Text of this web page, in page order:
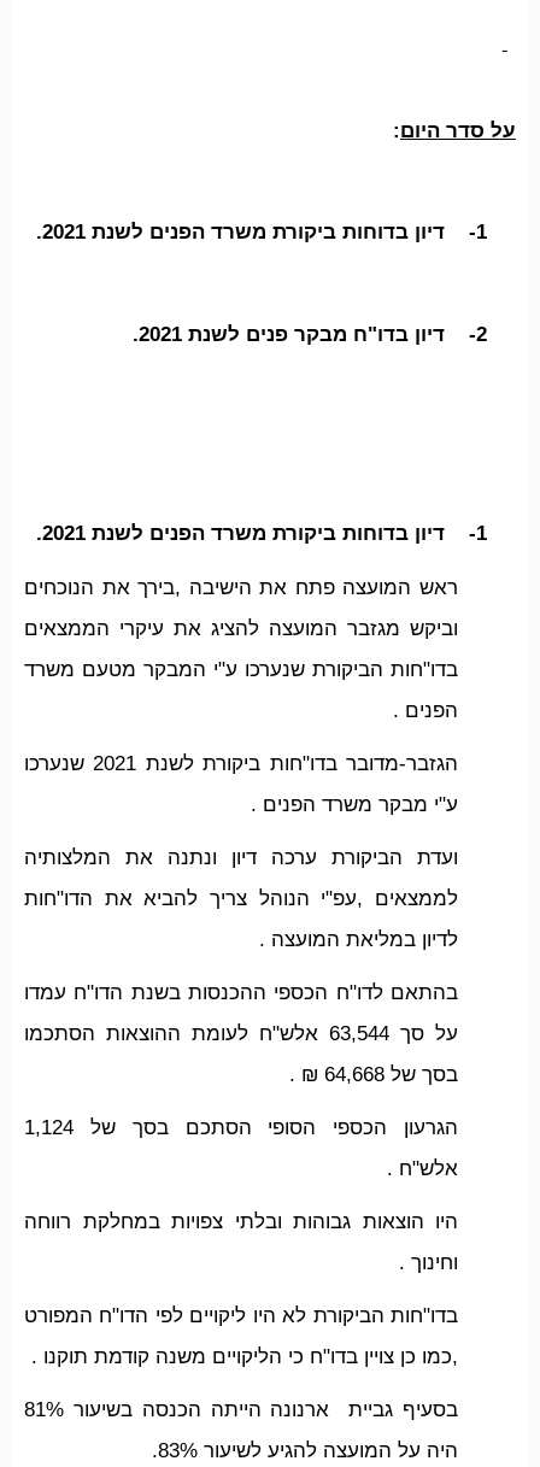
על סדר היום:
1- דיון בדוחות ביקורת משרד הפנים לשנת 2021.
2- דיון בדו"ח מבקר פנים לשנת 2021.
1- דיון בדוחות ביקורת משרד הפנים לשנת 2021.
ראש המועצה פתח את הישיבה ,בירך את הנוכחים
וביקש מגזבר המועצה להציג את עיקרי הממצאים
בדו"חות הביקורת שנערכו ע"י המבקר מטעם משרד
הפנים .
הגזבר-מדובר בדו"חות ביקורת לשנת 2021 שנערכו
ע"י מבקר משרד הפנים .
ועדת הביקורת ערכה דיון ונתנה את המלצותיה
לממצאים ,עפ"י הנוהל צריך להביא את הדו"חות
לדיון במליאת המועצה .
בהתאם לדו"ח הכספי ההכנסות בשנת הדו"ח עמדו
על סך 63,544 אלש"ח לעומת ההוצאות הסתכמו
בסך של 64,668 ₪ .
הגרעון הכספי הסופי הסתכם בסך של 1,124
אלש"ח .
היו הוצאות גבוהות ובלתי צפויות במחלקת רווחה
וחינוך .
בדו"חות הביקורת לא היו ליקויים לפי הדו"ח המפורט
,כמו כן צויין בדו"ח כי הליקויים משנה קודמת תוקנו .
בסעיף גביית ארנונה הייתה הכנסה בשיעור 81%
היה על המועצה להגיע לשיעור 83%.